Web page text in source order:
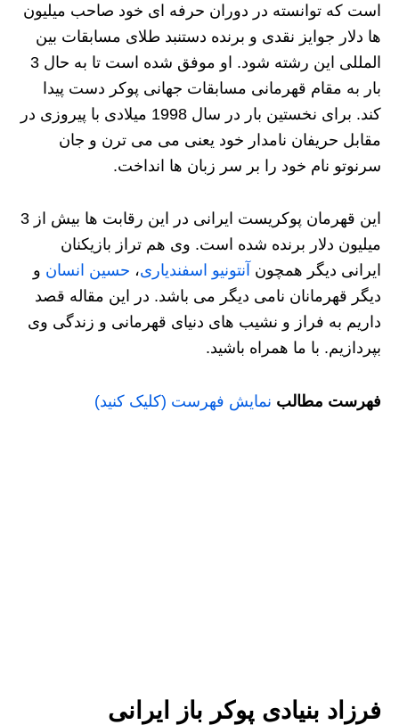
است که توانسته در دوران حرفه ای خود صاحب میلیون
ها دلار جوایز نقدی و برنده دستنبد طلای مسابقات بین
المللی این رشته شود. او موفق شده است تا به حال 3
بار به مقام قهرمانی مسابقات جهانی پوکر دست پیدا
کند. برای نخستین بار در سال 1998 میلادی با پیروزی در
مقابل حریفان نامدار خود یعنی می می ترن و جان
سرنوتو نام خود را بر سر زبان ها انداخت.
این قهرمان پوکریست ایرانی در این رقابت ها بیش از 3
میلیون دلار برنده شده است. وی هم تراز بازیکنان
ایرانی دیگر همچون آنتونیو اسفندیاری، حسین انسان و
دیگر قهرمانان نامی دیگر می باشد. در این مقاله قصد
داریم به فراز و نشیب های دنیای قهرمانی و زندگی وی
بپردازیم. با ما همراه باشید.
فهرست مطالب نمایش فهرست (کلیک کنید)
فرزاد بنیادی پوکر باز ایرانی